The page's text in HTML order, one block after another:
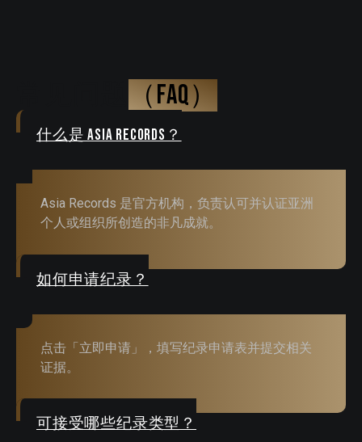
常见问题（FAQ）
什么是 Asia Records？
Asia Records 是官方机构，负责认可并认证亚洲
个人或组织所创造的非凡成就。
如何申请纪录？
点击「立即申请」，填写纪录申请表并提交相关
证据。
可接受哪些纪录类型？